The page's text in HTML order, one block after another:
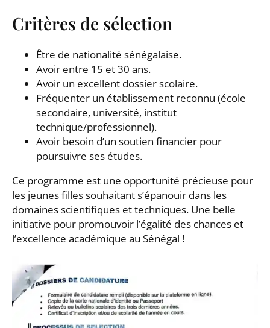
Critères de sélection
Être de nationalité sénégalaise.
Avoir entre 15 et 30 ans.
Avoir un excellent dossier scolaire.
Fréquenter un établissement reconnu (école
secondaire, université, institut
technique/professionnel).
Avoir besoin d’un soutien financier pour
poursuivre ses études.
Ce programme est une opportunité précieuse pour
les jeunes filles souhaitant s’épanouir dans les
domaines scientifiques et techniques. Une belle
initiative pour promouvoir l’égalité des chances et
l’excellence académique au Sénégal !